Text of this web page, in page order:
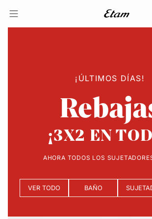
¡ÚLTIMOS DÍAS!
¡3X2 EN
AHORA TODOS LOS
VER TODO BAÑO